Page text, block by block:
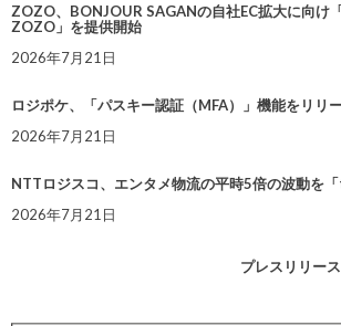
ZOZO、BONJOUR SAGANの自社EC拡大に向
ZOZO」を提供開始
2026年7月21日
ロジポケ、「パスキー認証（MFA）」機能をリリ
2026年7月21日
NTTロジスコ、エンタメ物流の平時5倍の波動を
2026年7月21日
プレスリリー